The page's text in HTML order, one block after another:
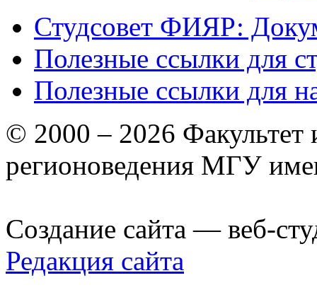
Студсовет ФИЯР:
Полезные ссылки для
Полезные ссылки для
© 2000 – 2026 Факультет
регионоведения МГУ
Создание сайта — веб-
Редакция сайта